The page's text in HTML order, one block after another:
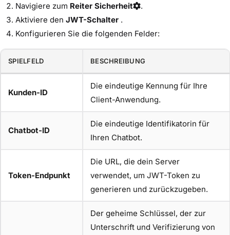
Navigiere zum Reiter Sicherheit
.
Aktiviere den JWT-Schalter .
Konfigurieren Sie die folgenden Felder:
SPIELFELD BESCHREIBUNG
Kunden-ID
Die eindeutige Kennung für Ihre
Client-Anwendung.
Chatbot-ID
Die eindeutige Identifikatorin für
Ihren Chatbot.
Token-Endpunkt
Die URL, die dein Server
verwendet, um JWT-Token zu
generieren und zurückzugeben.
Der geheime Schlüssel, der zur
Unterschrift und Verifizierung von